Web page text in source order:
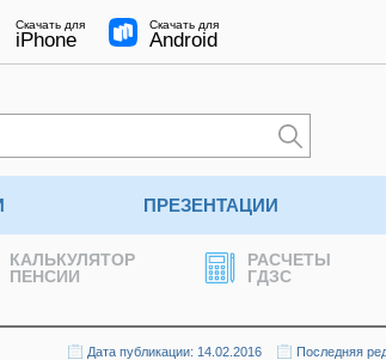
Скачать для
iPhone
Скачать для
Android
ПРЕЗЕНТАЦИИ
КАЛЬКУЛЯТОР
ПЕНСИИ
РАСЧЕТЫ
ГДЗС
Дата публикации: 14.02.2016 Последняя